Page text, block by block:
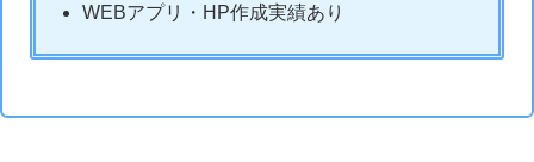
WEBアプリ・HP作成実績あり